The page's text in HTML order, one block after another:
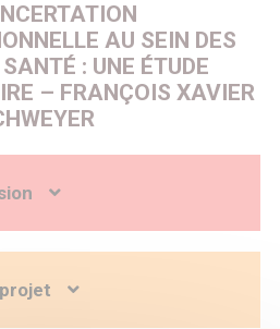
AU SEIN DES
: UNE ÉTUDE
– FRANÇOIS XAVIER
aux besoins issus du
offre de soins et de services
multiples compétences et